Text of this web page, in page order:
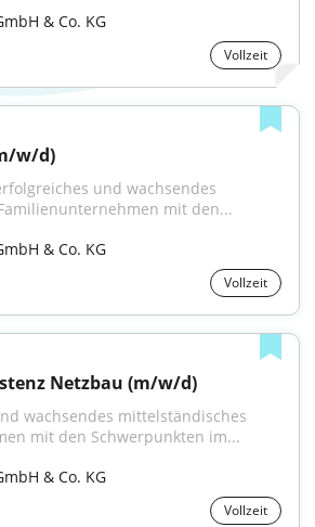
& Co. KG
Vollzeit
w/d)
und wachsendes
mit den...
& Co. KG
Vollzeit
Netzbau (m/w/d)
wachsendes mittelständisches
mit den Schwerpunkten im...
& Co. KG
Vollzeit